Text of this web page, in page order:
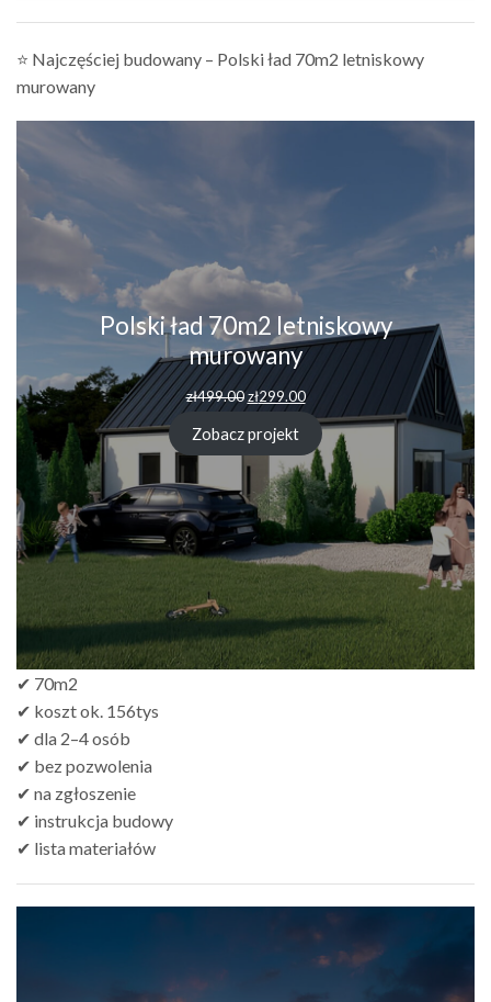
⭐ Najczęściej budowany – Polski ład 70m2 letniskowy
murowany
Polski ład 70m2 letniskowy
murowany
zł499.00Pierwotna
cena
wynosiła:
zł499.00.
zł299.00Aktualna
cena
wynosi:
zł299.00.
Zobacz projekt
✔ 70m2
✔ koszt ok. 156tys
✔ dla 2–4 osób
✔ bez pozwolenia
✔ na zgłoszenie
✔ instrukcja budowy
✔ lista materiałów